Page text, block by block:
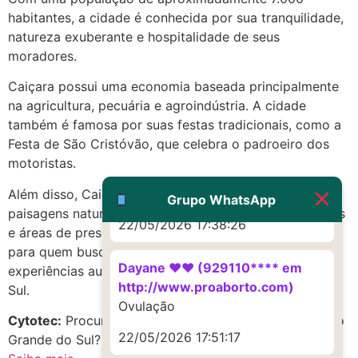
habitantes, a cidade é conhecida por sua tranquilidade,
natureza exuberante e hospitalidade de seus
moradores.
Caiçara possui uma economia baseada principalmente
na agricultura, pecuária e agroindústria. A cidade
também é famosa por suas festas tradicionais, como a
Festa de São Cristóvão, que celebra o padroeiro dos
motoristas.
Além disso, Caiçara oferece aos seus visitantes belas
paisagens naturais, como cachoeiras, trilhas ecológicas
e áreas de preservação ambiental. É um destino ideal
para quem busca descanso, contato com a natureza e
experiências autênticas no interior do Rio Grande do
Sul.
Cytotec: Procurando remedio abortivo em Caiçara, Rio
Grande do Sul? Confira as melhores opções!
Grupo WhatsApp
(879121**** em
http://www.proaborto.com)
mesmo
22/05/2026 17:19:47
G (1199866**** em
http://www.proaborto.com)
Muito obrigadaaaaa
22/05/2026 17:38:26
Dayane ♥️♥️ (929110**** em
http://www.proaborto.com)
Ovulação
22/05/2026 17:51:17